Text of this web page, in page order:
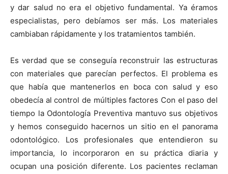
y dar salud no era el objetivo fundamental. Ya éramos
especialistas, pero debíamos ser más. Los materiales
cambiaban rápidamente y los tratamientos también.
Es verdad que se conseguía reconstruir las estructuras
con materiales que parecían perfectos. El problema es
que había que mantenerlos en boca con salud y eso
obedecía al control de múltiples factores Con el paso del
tiempo la Odontología Preventiva mantuvo sus objetivos
y hemos conseguido hacernos un sitio en el panorama
odontológico. Los profesionales que entendieron su
importancia, lo incorporaron en su práctica diaria y
ocupan una posición diferente. Los pacientes reclaman